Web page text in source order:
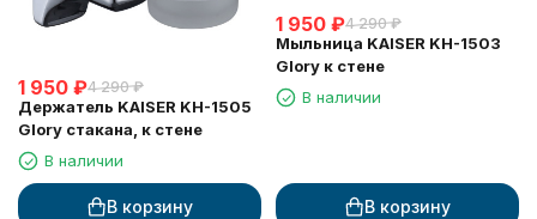
1 950 ₽4 290 ₽
Держатель KAISER KH-1505
Glory стакана, к стене
В наличии
В корзину
1 950 ₽4 290 ₽
Мыльница KAISER KH-1503
Glory к стене
В наличии
В корзину